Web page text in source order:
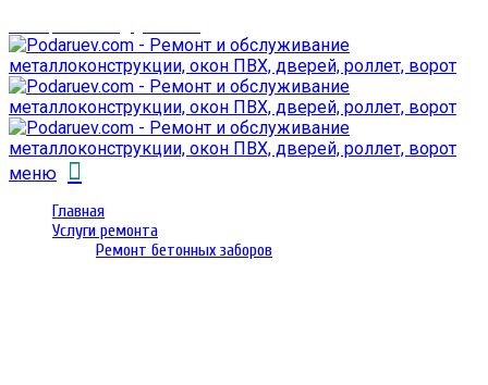
меню
Главная
Услуги ремонта
Ремонт бетонных заборов